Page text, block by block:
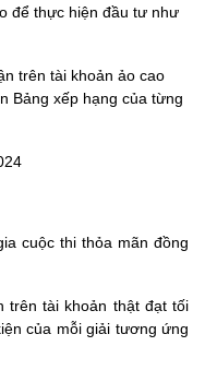
để thực hiện đầu tư như
trên tài khoản ảo cao
Bảng xếp hạng của từng
cuộc thi thỏa mãn đồng
trên tài khoản thật đạt tối
của mỗi giải tương ứng